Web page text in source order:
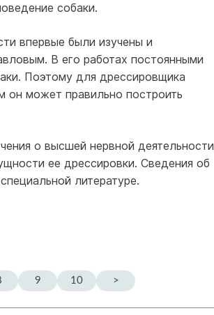
собаки.
впервые были изучены и
В его работах постоянными
Поэтому для дрессировщика
он может правильно построить
о высшей нервной деятельности
ее дрессировки. Сведения об
литературе.
9 10 >